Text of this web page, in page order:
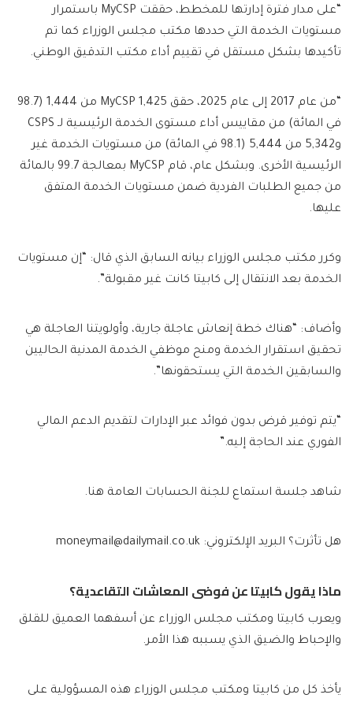
“على مدار فترة إدارتها للمخطط، حققت MyCSP باستمرار
مستويات الخدمة التي حددها مكتب مجلس الوزراء كما تم
تأكيدها بشكل مستقل في تقييم أداء مكتب التدقيق الوطني.
“من عام 2017 إلى عام 2025، حقق MyCSP 1,425 من 1,444 (98.7
في المائة) من مقاييس أداء مستوى الخدمة الرئيسية لـ CSPS
و5,342 من 5,444 (98.1 في المائة) من مستويات الخدمة غير
الرئيسية الأخرى. وبشكل عام، قام MyCSP بمعالجة 99.7 بالمائة
من جميع الطلبات الفردية ضمن مستويات الخدمة المتفق
عليها.
وكرر مكتب مجلس الوزراء بيانه السابق الذي قال: “إن مستويات
الخدمة بعد الانتقال إلى كابيتا كانت غير مقبولة”.
وأضاف: “هناك خطة إنعاش عاجلة جارية، وأولويتنا العاجلة هي
تحقيق استقرار الخدمة ومنح موظفي الخدمة المدنية الحاليين
والسابقين الخدمة التي يستحقونها”.
“يتم توفير قرض بدون فوائد عبر الإدارات لتقديم الدعم المالي
الفوري عند الحاجة إليه.”
شاهد جلسة استماع للجنة الحسابات العامة هنا.
هل تأثرت؟ البريد الإلكتروني: moneymail@dailymail.co.uk
ماذا يقول كابيتا عن فوضى المعاشات التقاعدية؟
ويعرب كابيتا ومكتب مجلس الوزراء عن أسفهما العميق للقلق
والإحباط والضيق الذي يسببه هذا الأمر.
يأخذ كل من كابيتا ومكتب مجلس الوزراء هذه المسؤولية على